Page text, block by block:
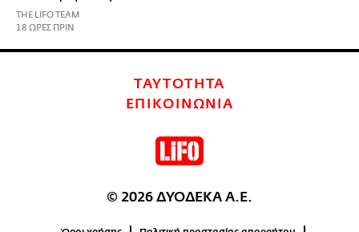
THE LIFO TEAM
18 ΩΡΕΣ ΠΡΙΝ
ΤΑΥΤΟΤΗΤΑ
ΕΠΙΚΟΙΝΩΝΙΑ
© 2026 ΔΥΟΔΕΚΑ Α.Ε.